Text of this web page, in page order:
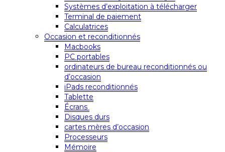
Systèmes d’exploitation à télécharger
Terminal de paiement
Calculatrices
Occasion et reconditionnés
Macbooks
PC portables
ordinateurs de bureau reconditionnés ou
d’occasion
iPads reconditionnés
Tablette
Écrans
Disques durs
cartes mères d’occasion
Processeurs
Mémoire